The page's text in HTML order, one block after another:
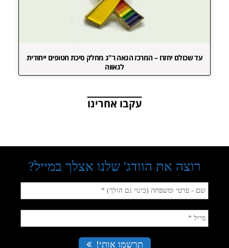
עד שכולם יחזרו – המרכז הגאה ר"ג מחלק סיכת חטופים ייחודית
לגאווה
עקבו אחרינו